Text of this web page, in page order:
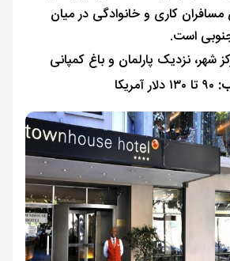
مسافران کاری و خانوادگی در میان
است.
شهر، نزدیک پارلمان و باغ کمپانی